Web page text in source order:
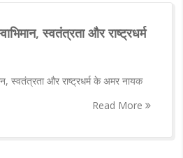
स्वतंत्रता और राष्ट्रधर्म
स्वतंत्रता और राष्ट्रधर्म के अमर नायक
Read More